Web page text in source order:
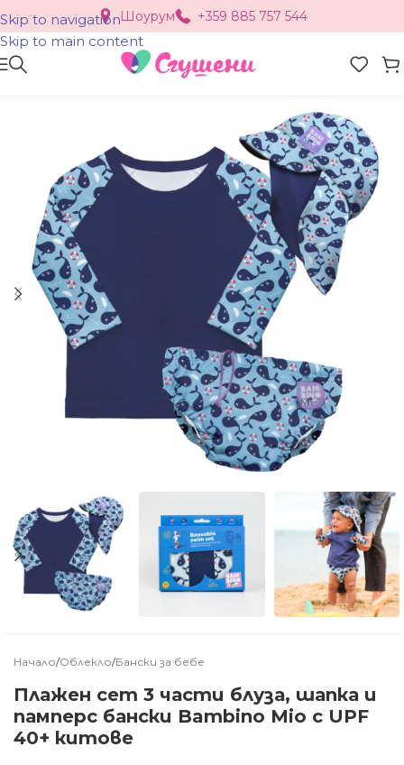
Skip to navigation
Skip to main content
Шоурум +359 885 757 544
Начало/Облекло/Бански за бебе
Плажен сет 3 части блуза, шапка и
памперс бански Bambino Mio с UPF
40+ китове